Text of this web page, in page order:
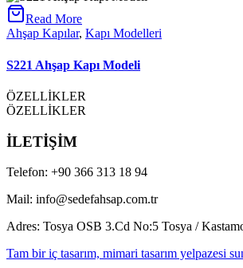
Read More
Ahşap Kapılar, Kapı Modelleri
S221 Ahşap Kapı Modeli
ÖZELLİKLER
ÖZELLİKLER
İLETİŞİM
Telefon: +90 366 313 18 94
Mail: info@sedefahsap.com.tr
Adres: Tosya OSB 3.Cd No:5 Tosya /
Tam bir iç tasarım, mimari tasarım yelpazesi